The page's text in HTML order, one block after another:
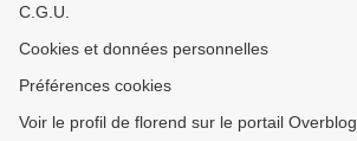
C.G.U.
Cookies et données personnelles
Préférences cookies
Voir le profil de florend sur le portail Overblog